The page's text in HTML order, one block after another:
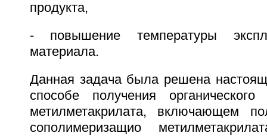
продукта,
- повышение температуры
материала.
Данная задача была решена
способе получения
метилметакрилата, включающем
сополимеризащио